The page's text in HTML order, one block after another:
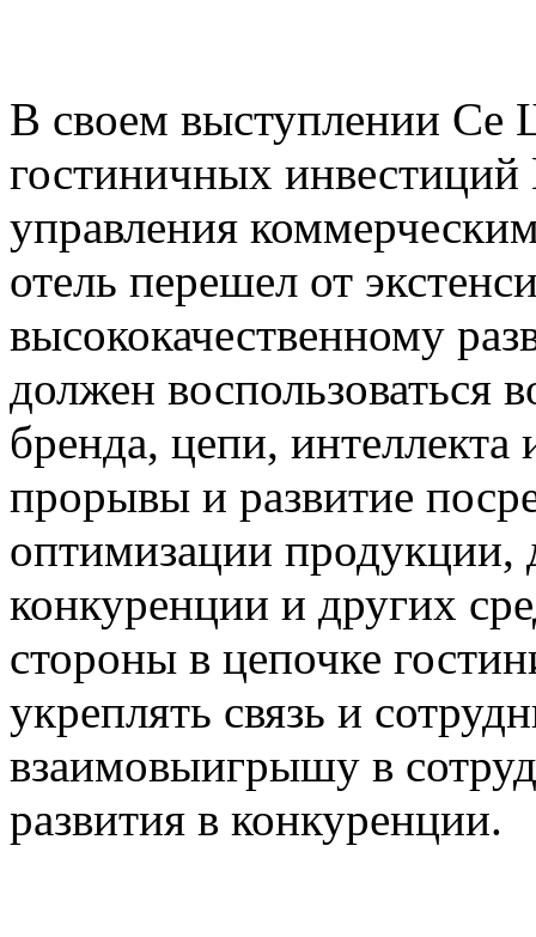
В своем выступлении Се
гостиничных
управления
отель перешел от
высококачественному
должен воспользоваться
бренда, цепи,
прорывы и развитие
оптимизации
конкуренции и других
стороны в цепочке
укреплять связь и
взаимовыигрышу в
развития в конкуренции.